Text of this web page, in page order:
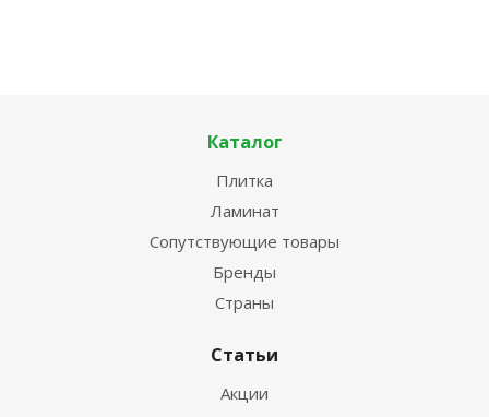
Каталог
Плитка
Ламинат
Сопутствующие товары
Бренды
Страны
Статьи
Акции